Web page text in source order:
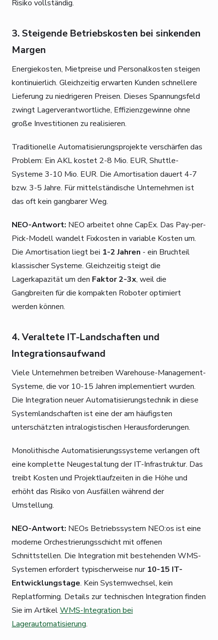
Risiko vollständig.
3. Steigende Betriebskosten bei sinkenden
Margen
Energiekosten, Mietpreise und Personalkosten steigen
kontinuierlich. Gleichzeitig erwarten Kunden schnellere
Lieferung zu niedrigeren Preisen. Dieses Spannungsfeld
zwingt Lagerverantwortliche, Effizienzgewinne ohne
große Investitionen zu realisieren.
Traditionelle Automatisierungsprojekte verschärfen das
Problem: Ein AKL kostet 2-8 Mio. EUR, Shuttle-
Systeme 3-10 Mio. EUR. Die Amortisation dauert 4-7
bzw. 3-5 Jahre. Für mittelständische Unternehmen ist
das oft kein gangbarer Weg.
NEO-Antwort: NEO arbeitet ohne CapEx. Das Pay-per-
Pick-Modell wandelt Fixkosten in variable Kosten um.
Die Amortisation liegt bei 1-2 Jahren - ein Bruchteil
klassischer Systeme. Gleichzeitig steigt die
Lagerkapazität um den Faktor 2-3x, weil die
Gangbreiten für die kompakten Roboter optimiert
werden können.
4. Veraltete IT-Landschaften und
Integrationsaufwand
Viele Unternehmen betreiben Warehouse-Management-
Systeme, die vor 10-15 Jahren implementiert wurden.
Die Integration neuer Automatisierungstechnik in diese
Systemlandschaften ist eine der am häufigsten
unterschätzten intralogistischen Herausforderungen.
Monolithische Automatisierungssysteme verlangen oft
eine komplette Neugestaltung der IT-Infrastruktur. Das
treibt Kosten und Projektlaufzeiten in die Höhe und
erhöht das Risiko von Ausfällen während der
Umstellung.
NEO-Antwort: NEOs Betriebssystem NEO:os ist eine
moderne Orchestrierungsschicht mit offenen
Schnittstellen. Die Integration mit bestehenden WMS-
Systemen erfordert typischerweise nur 10-15 IT-
Entwicklungstage. Kein Systemwechsel, kein
Replatforming. Details zur technischen Integration finden
Sie im ArtikelWMS-Integration bei
Lagerautomatisierung.